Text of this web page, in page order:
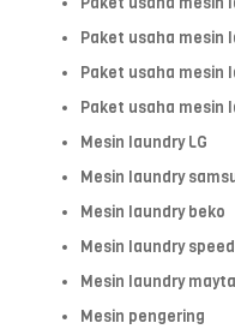
Paket usaha mesin
Paket usaha mesin
Paket usaha mesin
Mesin laundry LG
Mesin laundry
Mesin laundry beko
Mesin laundry
Mesin laundry
Mesin pengering